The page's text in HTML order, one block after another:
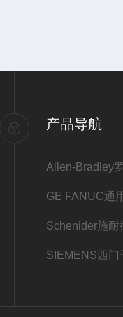
产品导航
Allen-Bradley
GE FANUC通
Schenider施耐
SIEMENS西门